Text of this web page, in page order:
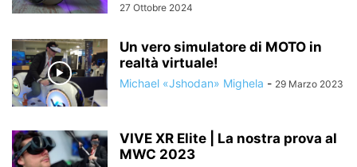
27 Ottobre 2024
Un vero simulatore di MOTO in
realtà virtuale!
Michael «Jshodan» Mighela - 29 Marzo 2023
VIVE XR Elite | La nostra prova al
MWC 2023